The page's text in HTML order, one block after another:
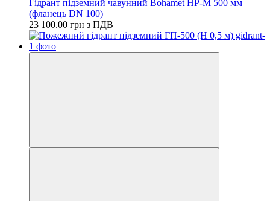
Гідрант підземний чавунний Bohamet HP-M 500 мм
(фланець DN 100)
23 100.00 грн з ПДВ